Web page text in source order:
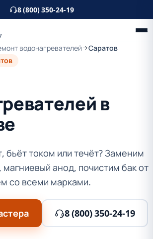
8 (800) 350-24-19
водонагревателей
Саратов
в
бьёт током или течёт? Заменим
анод, почистим бак от
со всеми марками.
8 (800) 350-24-19